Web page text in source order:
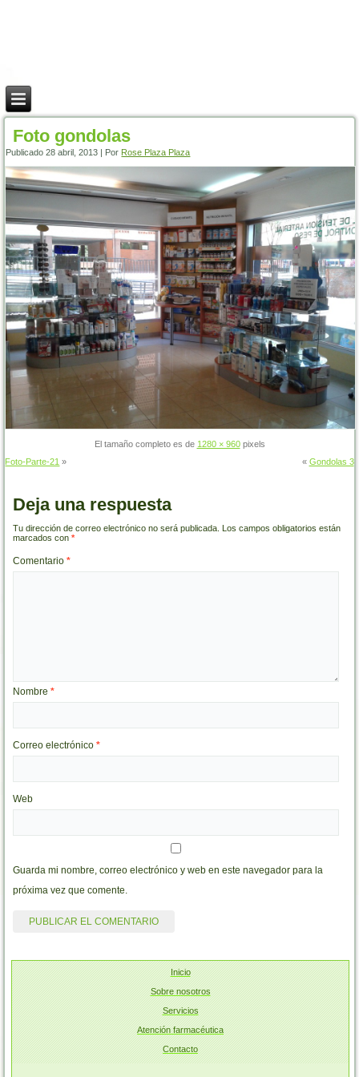
Foto gondolas
Publicado 28 abril, 2013 Por Rose Plaza Plaza
El tamaño completo es de 1280 × 960pixels
Foto-Parte-21 » « Gondolas 3
Deja una respuesta
Tu dirección de correo electrónico no será publicada. Los campos obligatorios están
marcados con*
Comentario*
Nombre*
Correo electrónico*
Web
Guarda mi nombre, correo electrónico y web en este navegador para la
próxima vez que comente.
Inicio
Sobre nosotros
Servicios
Atención farmacéutica
Contacto